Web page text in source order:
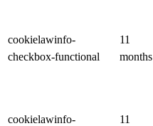
cookielawinfo-
checkbox-functional
11
months
cookielawinfo-
11